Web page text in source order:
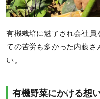
有機栽培に魅了され会社員
ての苦労も多かった内藤さ
い。
有機野菜にかける想